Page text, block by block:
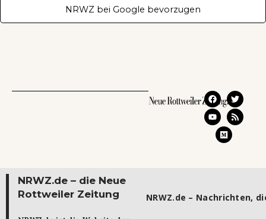
NRWZ bei Google bevorzugen
NRWZ.de – die Neue
Rottweiler Zeitung
NRWZ.de – Nachrichten,